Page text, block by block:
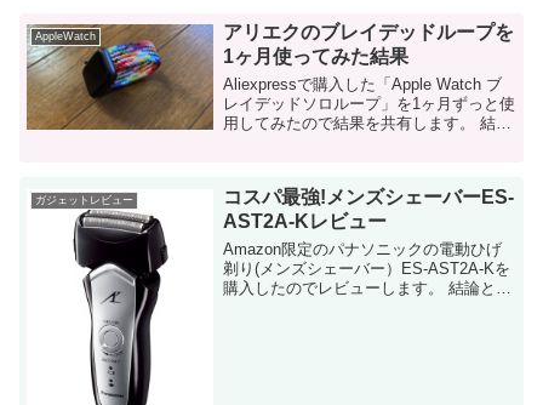
AppleWatch
アリエクのブレイデッドループを
1ヶ月使ってみた結果
Aliexpressで購入した「Apple Watch ブ
レイデッドソロループ」を1ヶ月ずっと使
用してみたので結果を共有します。 結論
ガジェットレビュー
コスパ最強!メンズシェーバーES-
AST2A-Kレビュー
Amazon限定のパナソニックの電動ひげ
剃り(メンズシェーバー）ES-AST2A-Kを
購入したのでレビューします。 結論とし